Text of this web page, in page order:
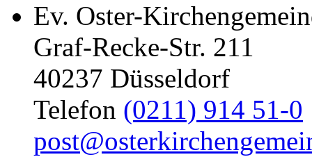
Ev. Oster-
Graf-Recke-Str. 211
40237 Düsseldorf
Telefon (0211) 914 51-0